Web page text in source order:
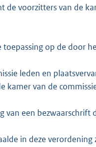
de voorzitters van de
op de door
leden en
kamer van de
een bezwaarschrift
in deze